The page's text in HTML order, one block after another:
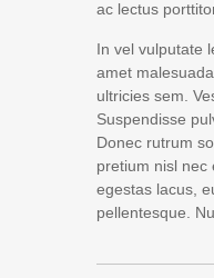
ac lectus
In vel vulputate
amet
ultricies sem.
Suspendisse
Donec rutrum
pretium nisl nec
egestas lacus,
pellentesque.